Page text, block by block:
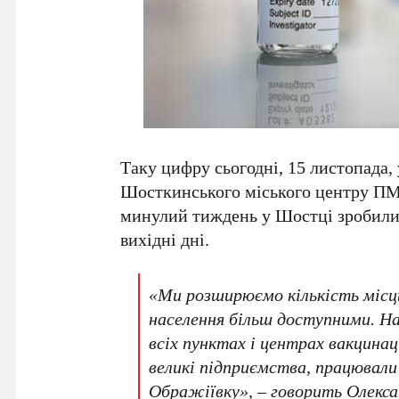
Таку цифру сьогодні, 15 листопада,
Шосткинського міського центру
минулий тиждень у Шостці
вихідні дні.
«Ми розширюємо кількість
населення більш доступними.
всіх пунктах і центрах
великі підприємства,
Ображіївку», – говорить